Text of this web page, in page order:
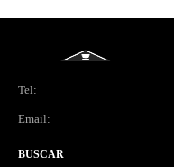
Tel:
Email:
BUSCAR